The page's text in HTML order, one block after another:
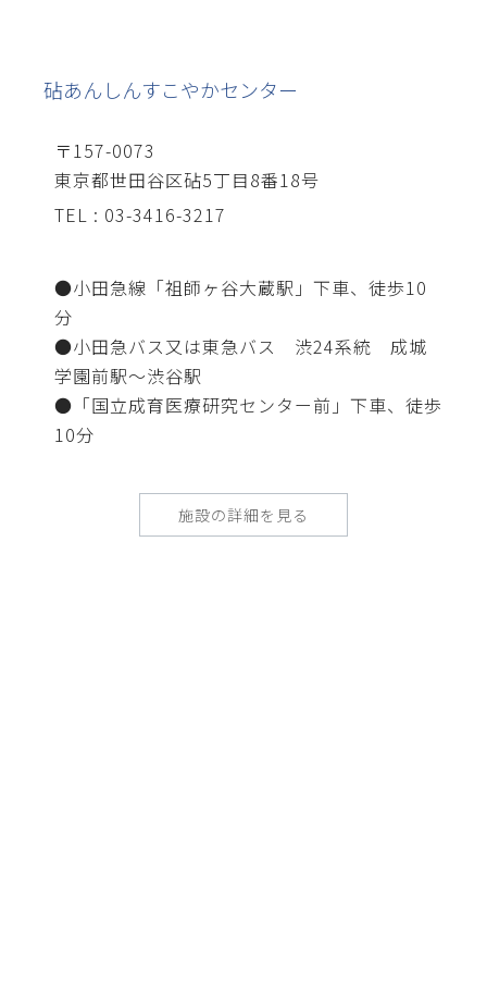
砧あんしんすこやかセンター
〒157-0073
東京都世田谷区砧5丁目8番18号
TEL : 03-3416-3217
●小田急線「祖師ヶ谷大蔵駅」下車、徒歩10
分
●小田急バス又は東急バス 渋24系統 成城
学園前駅～渋谷駅
●「国立成育医療研究センター前」下車、徒歩
10分
施設の詳細を見る